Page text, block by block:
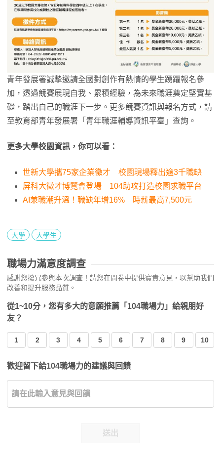
青年發展署誠摯邀請全國對創作有熱情的學生踴躍報名參
加，透過競賽展現自我、累積經驗，為未來職涯奠定堅實基
礎，踏出自己的職涯下一步。更多競賽資訊與報名方式，請
至教育部青年發展署「青年職涯輔導資訊平臺」查詢。
更多大學校園資訊，你可以看：
世新大學攜75家企業徵才 校園現場釋出逾3千職缺
屏科大徵才博覽會登場 104助攻打造校園求職平台
AI兼職潮升溫！職缺年增16% 時薪最高7,500元
大學 大學生
職場力滿意度調查
感謝您撥冗參與本次調查！請您在問卷中提供寶貴意見，以幫助我們
改善和提升服務品質。
從1~10分，您有多大的意願推薦「104職場力」給親朋好
友？
1 2 3 4 5 6 7 8 9 10
歡迎留下給104職場力的建議與回饋
送出